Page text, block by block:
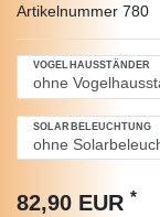
Artikelnummer 780
VOGELHAUSSTÄNDER
SOLARBELEUCHTUNG
82,90 EUR *